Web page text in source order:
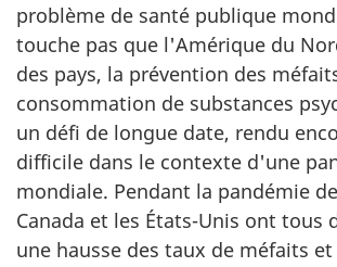
problème de santé publique
touche pas que l'Amérique du
des pays, la prévention des
consommation de substances
un défi de longue date, rendu
difficile dans le contexte d'une
mondiale. Pendant la pandémie
Canada et les États-Unis ont tous
une hausse des taux de méfaits et